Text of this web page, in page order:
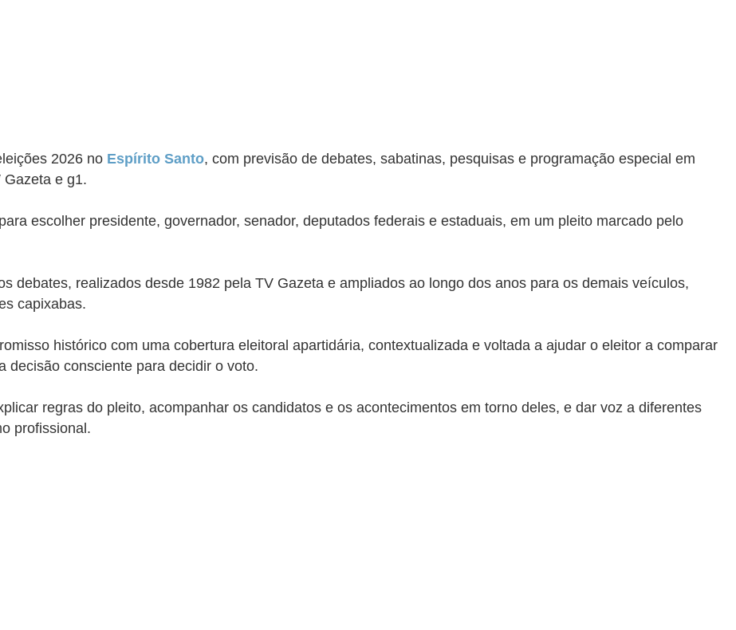
2026 no Espírito Santo, com previsão de debates, sabatinas, pesquisas e programação especial em
e g1.
escolher presidente, governador, senador, deputados federais e estaduais, em um pleito marcado pelo
debates, realizados desde 1982 pela TV Gazeta e ampliados ao longo dos anos para os demais veículos,
capixabas.
histórico com uma cobertura eleitoral apartidária, contextualizada e voltada a ajudar o eleitor a comparar
decisão consciente para decidir o voto.
regras do pleito, acompanhar os candidatos e os acontecimentos em torno deles, e dar voz a diferentes
profissional.